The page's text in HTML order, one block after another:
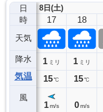
日
時
天気
降水
気温
風
8日(土)
16
3ミリ
15℃
17
1 ミリ
15℃
1 m/s
18
1 ミリ
15℃
0 m/s